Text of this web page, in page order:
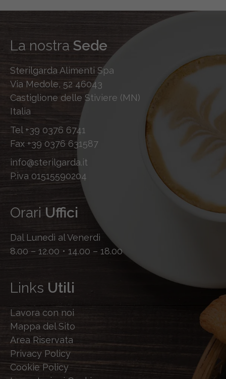
La nostra Sede
Sterilgarda Alimenti Spa
Via Medole, 52 46043
Castiglione delle Stiviere (MN)
Italia
Tel +39 0376 6741
Fax +39 0376 631587
info@sterilgarda.it
P.iva 01515590204
Orari Uffici
Dal Lunedì al Venerdì
8.00 – 12.00 • 14.00 – 18.00
Links Utili
Lavora con noi
Mappa del Sito
Area Riservata
Privacy Policy
Cookie Policy